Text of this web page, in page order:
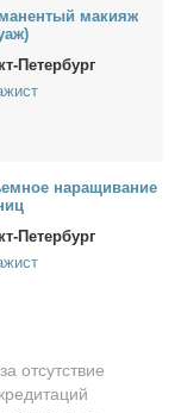
ма­ки­яж
Петербург
на­ра­щи­ва­ние
Петербург
отсутствие